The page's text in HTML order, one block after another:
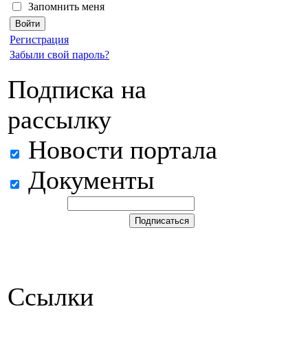
Запомнить меня
Регистрация
Забыли свой пароль?
Подписка на
рассылку
Новости портала
Документы
Ссылки